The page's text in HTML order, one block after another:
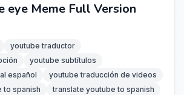
eye Meme Full Version
youtube traductor
youtube subtítulos
español
youtube traducción de videos
to spanish
translate youtube to spanish